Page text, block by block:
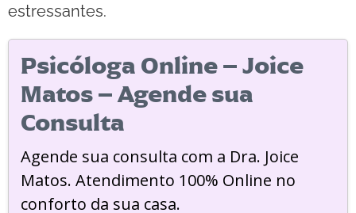
estressantes.
Psicóloga Online – Joice
Matos – Agende sua
Consulta
Agende sua consulta com a Dra. Joice
Matos. Atendimento 100% Online no
conforto da sua casa.